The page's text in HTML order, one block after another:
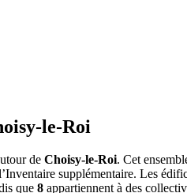
le-Roi
de Choisy-le-Roi. Cet
supplémentaire. Les
que 8 appartiennent à des